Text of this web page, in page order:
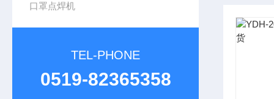
口罩点焊机
TEL-PHONE
0519-82365358